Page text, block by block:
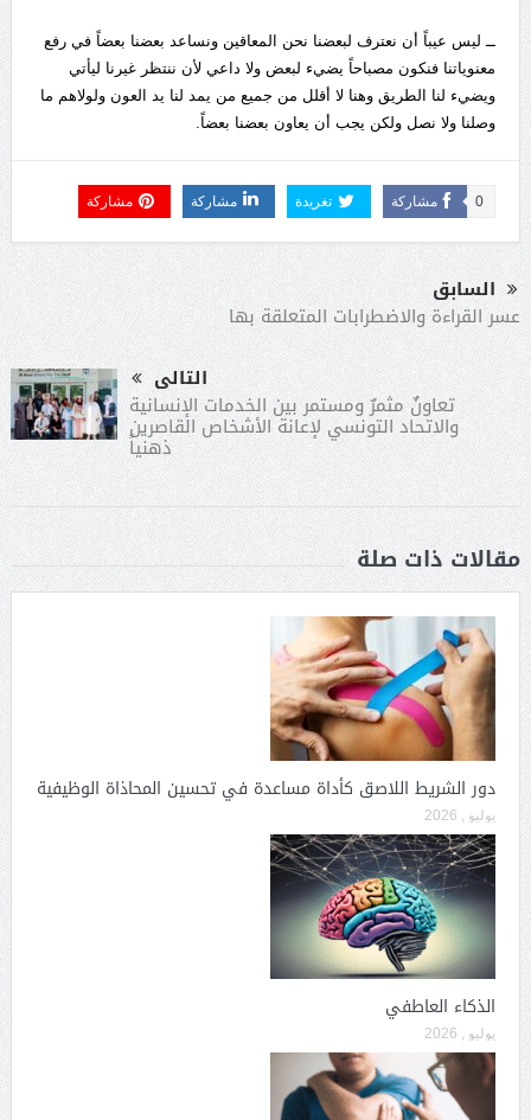
ــ ليس عيباً أن نعترف لبعضنا نحن المعاقين ونساعد بعضنا بعضاً في رفع
معنوياتنا فنكون مصباحاً يضيء لبعض ولا داعي لأن ننتظر غيرنا ليأتي
ويضيء لنا الطريق وهنا لا أقلل من جميع من يمد لنا يد العون ولولاهم ما
وصلنا ولا نصل ولكن يجب أن يعاون بعضنا بعضاً.
مشاركة 0 تغريدة مشاركة مشاركة
السابق
عسر القراءة والاضطرابات المتعلقة بها
التالى
تعاونٌ مثمرٌ ومستمر بين الخدمات الإنسانية
والاتحاد التونسي لإعانة الأشخاص القاصرين
ذهنياً
مقالات ذات صلة
دور الشريط اللاصق كأداة مساعدة في تحسين المحاذاة الوظيفية
يوليو , 2026
الذكاء العاطفي
يوليو , 2026